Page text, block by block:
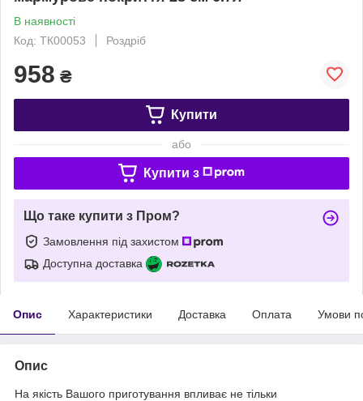
В наявності
Код: ТК00053
Роздріб
958 ₴
Купити
або
Купити з
Що таке купити з Пром?
Замовлення під захистом
Доступна доставка
Опис Характеристики Доставка Оплата Умови
Опис
На якість Вашого приготування впливає не тільки